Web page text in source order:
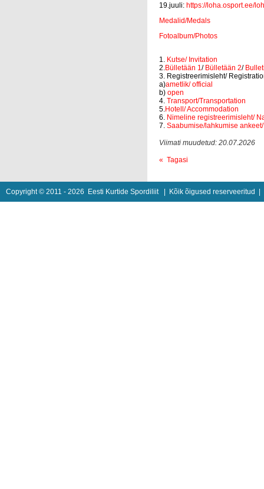
19.juuli: https://loha.osport.ee/
Medalid/Medals
Fotoalbum/Photos
1. Kutse/ Invitation
2.Bülletään 1/ Bülletään 2/
3. Registreerimisleht/
a)ametlik/ official
b) open
4. Transport/Transportation
5.Hotell/ Accommodation
6. Nimeline registreerimisleht/
7. Saabumise/lahkumise
Viimati muudetud: 20.07.2026
« Tagasi
Copyright © 2011 - 2026 Eesti Kurtide Spordiliit| Kõik õigused reserveeritud